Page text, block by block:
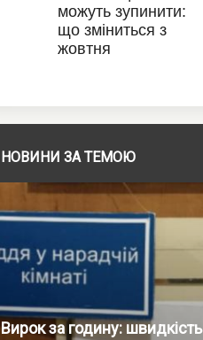
НОВИНИ ЗА ТЕМОЮ
Вирок за годину: швидкість